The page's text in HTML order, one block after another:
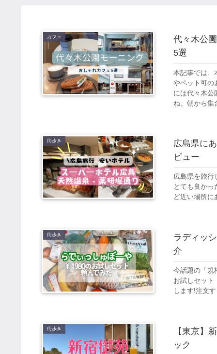
カフェ
代々木公
5選
本記事では、
やペット可の
には代々木公
ね。朝から集
街歩き
広島県に
ビュー
広島県を旅行
とても良かっ
ど近い場所に
街歩き
ラディッ
介
今話題の「規
お試しセット
します!注文
街歩き
【東京】
ック